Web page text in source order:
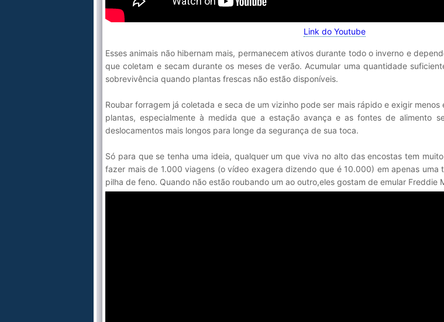
Link do Youtube
Esses animais não hibernam mais, permanecem ativos durante todo o inverno e
que coletam e secam durante os meses de verão. Acumular uma quantidade
sobrevivência quando plantas frescas não estão disponíveis.
Roubar forragem já coletada e seca de um vizinho pode ser mais rápido e exigir
plantas, especialmente à medida que a estação avança e as fontes de alimento
deslocamentos mais longos para longe da segurança de sua toca.
Só para que se tenha uma ideia, qualquer um que viva no alto das encostas tem
fazer mais de 1.000 viagens (o vídeo exagera dizendo que é 10.000) em apenas uma
pilha de feno. Quando não estão roubando um ao outro,eles gostam de emular Freddie